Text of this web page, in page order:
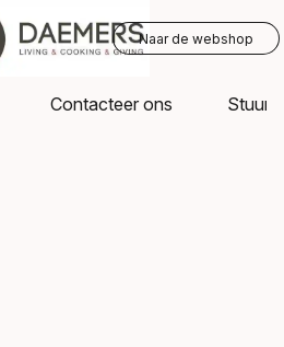
Naar de webshop
Contacteer ons Stuur